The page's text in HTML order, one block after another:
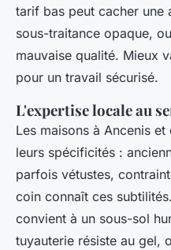
tarif bas peut cacher une
sous-traitance opaque,
mauvaise qualité. Mieux
pour un travail sécurisé.
L'expertise locale au
Les maisons à Ancenis
leurs spécificités :
parfois vétustes,
coin connaît ces
convient à un sous-sol
tuyauterie résiste au gel,